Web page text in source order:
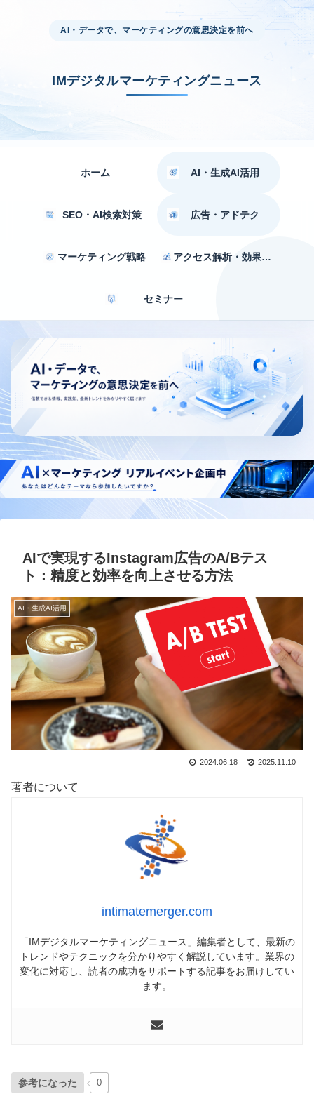
AI・データで、マーケティングの意思決定を前へ
IMデジタルマーケティングニュース
ホーム AI・生成AI活用
SEO・AI検索対策 広告・アドテク
マーケティング戦略 アクセス解析・効果測定
セミナー
AIで実現するInstagram広告のA/Bテス
ト：精度と効率を向上させる方法
AI・生成AI活用
2024.06.18 2025.11.10
著者について
intimatemerger.com
「IMデジタルマーケティングニュース」編集者として、最新の
トレンドやテクニックを分かりやすく解説しています。業界の
変化に対応し、読者の成功をサポートする記事をお届けしてい
ます。
参考になった 0